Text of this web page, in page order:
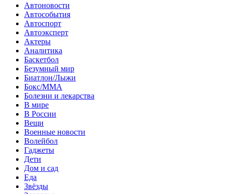
Автоновости
Автособытия
Автоспорт
Автоэксперт
Актеры
Аналитика
Баскетбол
Безумный мир
Биатлон/Лыжи
Бокс/MMA
Болезни и лекарства
В мире
В России
Вещи
Военные новости
Волейбол
Гаджеты
Дети
Дом и сад
Еда
Звёзды